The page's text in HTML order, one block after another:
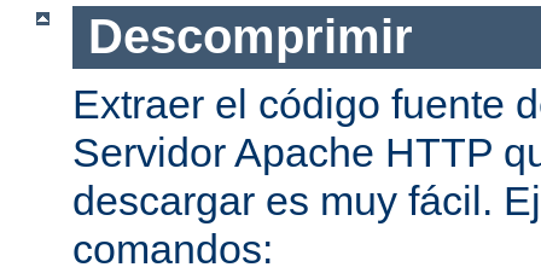
Descomprimir
Extraer el código fuente
Servidor Apache HTTP
descargar es muy fácil.
comandos: